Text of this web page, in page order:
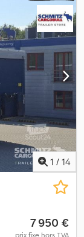
des
Nous
Dodpfx
1 / 14
7 950 €
prix fixe hors TVA